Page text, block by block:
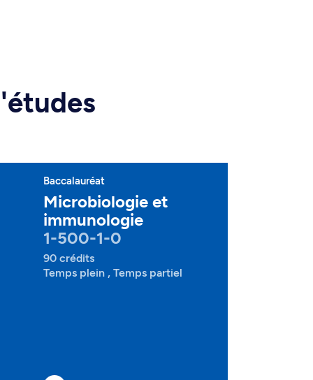
Baccalauréat
Microbiologie et
immunologie
1-500-1-0
90 crédits
Temps plein , Temps partiel